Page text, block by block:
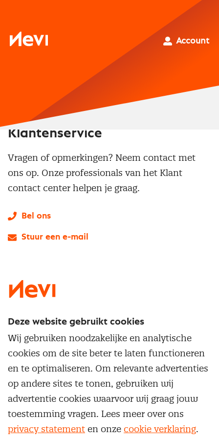
Nevi
Account
Service & contact
Over inkoop
Netwerk en communities
Aanmelden nieuwsbrief
Word lid van Nevi
Populaire thema's
Aanbesteden
Contractmanagement
Kostenmanagement
Onderhandelen
Opleidingen en trainingen
Trainingen
Opleidingen
Klantenservice
Vragen of opmerkingen? Neem contact met
ons op. Onze professionals van het Klant
contact center helpen je graag.
Bel ons
Stuur een e-mail
Cookievoorkeuren beherenOnzealgemene
Deze website gebruikt cookies
Wij gebruiken noodzakelijke en analytische
cookies om de site beter te laten functioneren
en te optimaliseren. Om relevante advertenties
op andere sites te tonen, gebruiken wij
advertentie cookies waarvoor wij graag jouw
toestemming vragen. Lees meer over ons
privacy statement en onze cookie verklaring.